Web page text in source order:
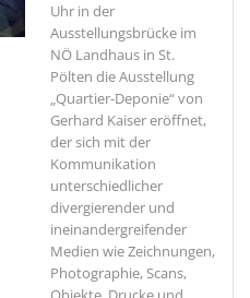
Uhr in der
Ausstellungsbrücke im
NÖ Landhaus in St.
Pölten die Ausstellung
„Quartier-Deponie“ von
Gerhard Kaiser eröffnet,
der sich mit der
Kommunikation
unterschiedlicher
divergierender und
ineinandergreifender
Medien wie Zeichnungen,
Photographie, Scans,